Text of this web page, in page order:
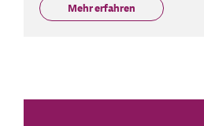
Mehr erfahren